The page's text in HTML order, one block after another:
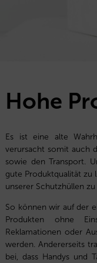
Hohe
Es ist eine alte
verursacht somit auch
sowie den Transport.
gute Produktqualität zu
unserer Schutzhüllen
So können wir auf der
Produkten ohne
Reklamationen oder
werden. Andererseits
bei, dass Handys und